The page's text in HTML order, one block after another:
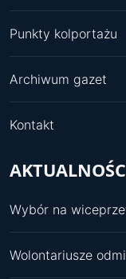
Punkty kolportażu
Archiwum gazet
Kontakt
Wolontariusze